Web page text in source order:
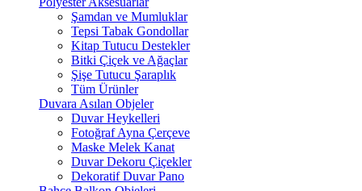
Şamdan ve Mumluklar
Tepsi Tabak Gondollar
Kitap Tutucu Destekler
Bitki Çiçek ve Ağaçlar
Şişe Tutucu Şaraplık
Tüm Ürünler
Duvara Asılan Objeler
Duvar Heykelleri
Fotoğraf Ayna Çerçeve
Maske Melek Kanat
Duvar Dekoru Çiçekler
Dekoratif Duvar Pano